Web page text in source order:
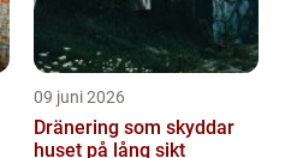
09 juni 2026
Dränering som skyddar
huset på lång sikt